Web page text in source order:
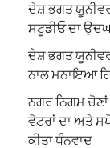
ਦੇਸ਼ ਭਗਤ
ਸਟੂਡੀਓ ਦਾ
ਦੇਸ਼ ਭਗਤ
ਨਾਲ ਮਨਾਇਆ
ਨਗਰ ਨਿਗਮ
ਵੋਟਰਾਂ ਦਾ ਅਤੇ
ਕੀਤਾ ਧੰਨਵਾਦ